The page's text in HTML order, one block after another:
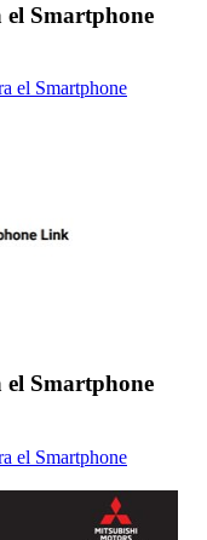
Smartphone
el Smartphone
Smartphone
el Smartphone